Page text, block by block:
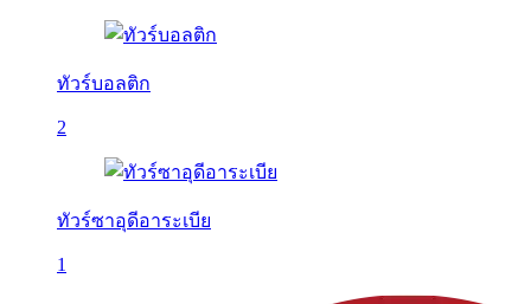
ทัวร์บอลติก
2
ทัวร์ซาอุดีอาระเบีย
1